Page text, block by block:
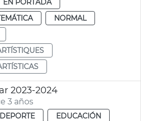
NORMAL
2023-2024
3 años
EDUCACIÓN